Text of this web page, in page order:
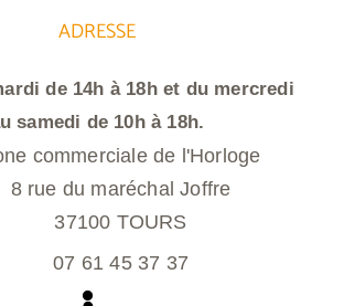
ADRESSE
de 14h à 18h et du mercredi
samedi de 10h à 18h.
commerciale de l'Horloge
8 rue du maréchal Joffre
37100 TOURS
07 61 45 37 37